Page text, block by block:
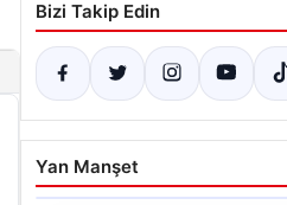
Bizi Takip Edin
Yan Manşet